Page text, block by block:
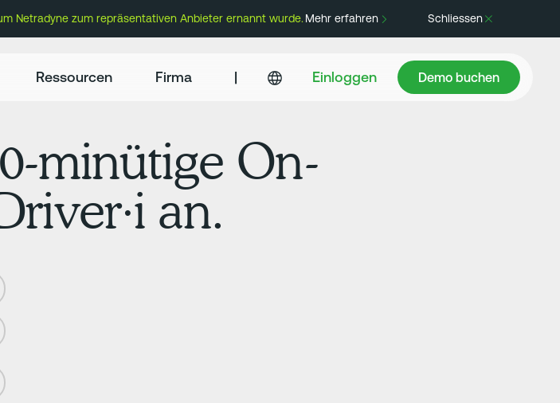
Netradyne zum repräsentativen Anbieter ernannt wurde. Mehr erfahren Schliessen
Ressourcen Firma | Einloggen Demo buchen
Demo buchen
minütige On-
an.